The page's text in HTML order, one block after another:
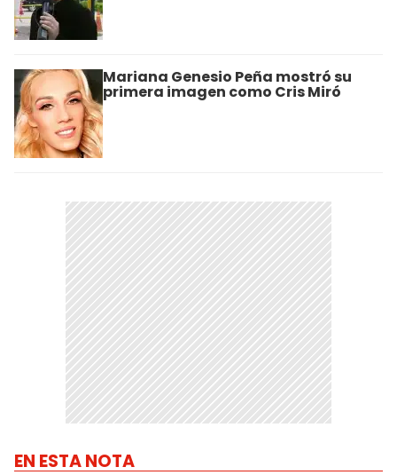
Mariana Genesio Peña mostró su
primera imagen como Cris Miró
EN ESTA NOTA